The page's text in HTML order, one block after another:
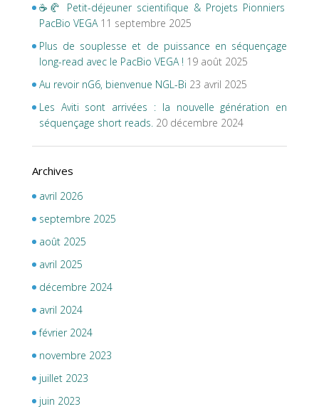
☕🥐 Petit-déjeuner scientifique & Projets Pionniers
PacBio VEGA 11 septembre 2025
Plus de souplesse et de puissance en séquençage
long-read avec le PacBio VEGA ! 19 août 2025
Au revoir nG6, bienvenue NGL-Bi 23 avril 2025
Les Aviti sont arrivées : la nouvelle génération en
séquençage short reads. 20 décembre 2024
Archives
avril 2026
septembre 2025
août 2025
avril 2025
décembre 2024
avril 2024
février 2024
novembre 2023
juillet 2023
juin 2023